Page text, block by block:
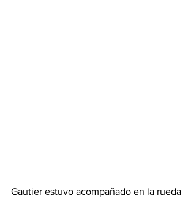
Gautier estuvo acompañado en la rueda